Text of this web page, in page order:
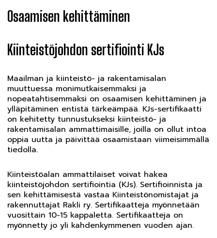
Osaamisen kehittäminen
Kiinteistöjohdon sertifiointi KJs
Maailman ja kiinteistö- ja rakentamisalan
muuttuessa monimutkaisemmaksi ja
nopeatahtisemmaksi on osaamisen kehittäminen ja
ylläpitäminen entistä tärkeämpää. KJs-sertifikaatti
on kehitetty tunnustukseksi kiinteistö- ja
rakentamisalan ammattimaisille, joilla on ollut intoa
oppia uutta ja päivittää osaamistaan viimeisimmällä
tiedolla.
Kiinteistöalan ammattilaiset voivat hakea
kiinteistöjohdon sertifiointia (KJs). Sertifioinnista ja
sen kehittämisestä vastaa Kiinteistönomistajat ja
rakennuttajat Rakli ry. Sertifikaatteja myönnetään
vuosittain 10-15 kappaletta. Sertifikaatteja on
myönnetty jo yli kahdenkymmenen vuoden ajan.